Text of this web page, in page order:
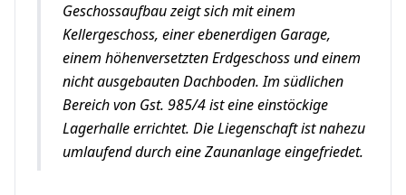
Geschossaufbau zeigt sich mit einem
Kellergeschoss, einer ebenerdigen Garage,
einem höhenversetzten Erdgeschoss und einem
nicht ausgebauten Dachboden. Im südlichen
Bereich von Gst. 985/4 ist eine einstöckige
Lagerhalle errichtet. Die Liegenschaft ist nahezu
umlaufend durch eine Zaunanlage eingefriedet.